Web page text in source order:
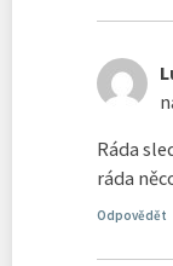
Ráda
ráda
Odpovědět